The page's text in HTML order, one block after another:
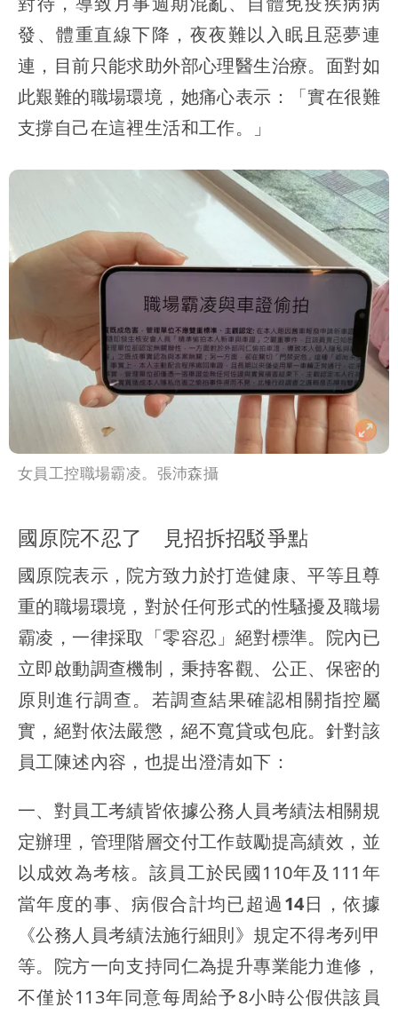
發、體重直線下降，夜夜難以入眠且惡夢連
連，目前只能求助外部心理醫生治療。面對如
此艱難的職場環境，她痛心表示：「實在很難
支撐自己在這裡生活和工作。」
女員工控職場霸凌。張沛森攝
國原院不忍了 見招拆招駁爭點
國原院表示，院方致力於打造健康、平等且尊
重的職場環境，對於任何形式的性騷擾及職場
霸凌，一律採取「零容忍」絕對標準。院內已
立即啟動調查機制，秉持客觀、公正、保密的
原則進行調查。若調查結果確認相關指控屬
實，絕對依法嚴懲，絕不寬貸或包庇。針對該
員工陳述內容，也提出澄清如下：
一、對員工考績皆依據公務人員考績法相關規
定辦理，管理階層交付工作鼓勵提高績效，並
以成效為考核。該員工於民國110年及111年
當年度的事、病假合計均已超過14日 ，依據
《公務人員考績法施行細則》 規定不得考列甲
等。院方一向支持同仁為提升專業能力進修，
不僅於113年同意每周給予8小時公假供該員